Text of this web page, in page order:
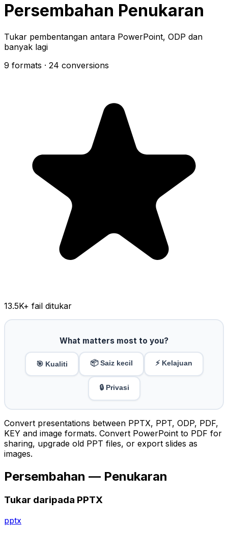
Persembahan Penukaran
Tukar pembentangan antara PowerPoint, ODP dan
banyak lagi
9 formats · 24 conversions
13.5K+ fail ditukar
What matters most to you?
🎯 Kualiti 📦 Saiz kecil ⚡ Kelajuan
🔒 Privasi
Convert presentations between PPTX, PPT, ODP, PDF,
KEY and image formats. Convert PowerPoint to PDF for
sharing, upgrade old PPT files, or export slides as
images.
Persembahan — Penukaran
Tukar daripada PPTX
pptx